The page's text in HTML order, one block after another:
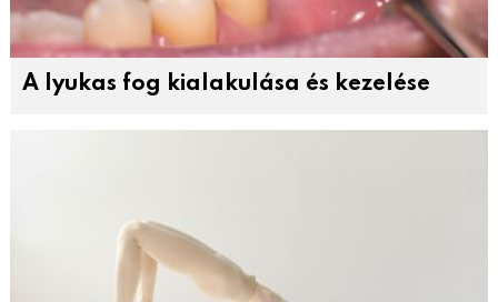
A lyukas fog kialakulása és kezelése